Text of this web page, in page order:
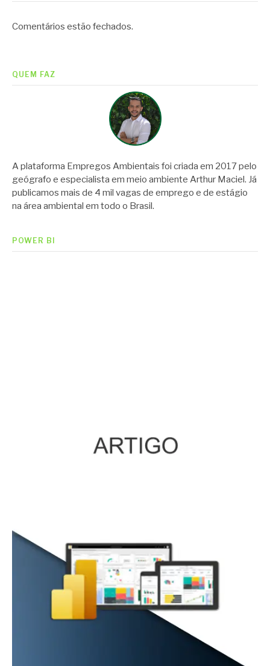
Comentários estão fechados.
QUEM FAZ
A plataforma Empregos Ambientais foi criada em 2017 pelo
geógrafo e especialista em meio ambiente Arthur Maciel. Já
publicamos mais de 4 mil vagas de emprego e de estágio
na área ambiental em todo o Brasil.
POWER BI